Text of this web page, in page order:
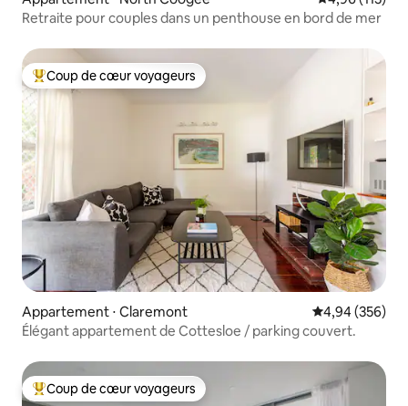
Retraite pour couples dans un penthouse en bord de mer
Coups de cœur voyageurs les plus appréciés
Coup de cœur voyageurs
Appartement ⋅ Claremont Évaluation
4,94 (356)
Élégant appartement de Cottesloe / parking couvert.
Coups de cœur voyageurs les plus appréciés
Coup de cœur voyageurs